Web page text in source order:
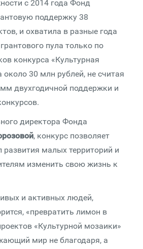
с 2014 года Фонд
поддержку 38
и охватила в разные года
пула только по
конкурса «Культурная
около 30 млн рублей, не считая
двухгодичной поддержки и
директора Фонда
, конкурс позволяет
развития малых территорий и
изменить свою жизнь к
и активных людей,
«превратить лимон в
«Культурной мозаики»
мир не благодаря, а